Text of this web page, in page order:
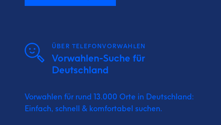
ÜBER TELEFONVORWAHLEN
Vorwahlen-Suche für
Deutschland
Vorwahlen für rund 13.000 Orte in Deutschland:
Einfach, schnell & komfortabel suchen.